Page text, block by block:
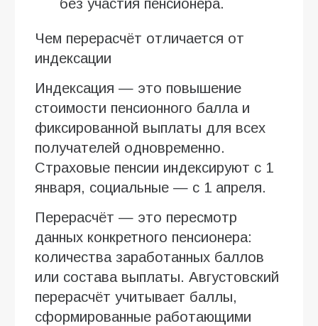
без участия пенсионера.
Чем перерасчёт отличается от
индексации
Индексация — это повышение
стоимости пенсионного балла и
фиксированной выплаты для всех
получателей одновременно.
Страховые пенсии индексируют с 1
января, социальные — с 1 апреля.
Перерасчёт — это пересмотр
данных конкретного пенсионера:
количества заработанных баллов
или состава выплаты. Августовский
перерасчёт учитывает баллы,
сформированные работающими